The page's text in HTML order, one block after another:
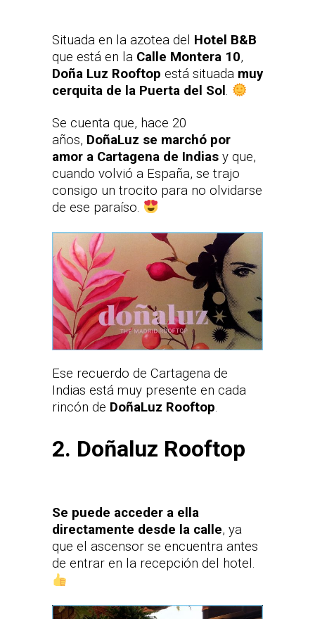
Situada en la azotea del Hotel B&B
que está en la Calle Montera 10,
Doña Luz Rooftop está situada muy
cerquita de la Puerta del Sol .
Se cuenta que, hace 20
años, DoñaLuz se marchó por
amor a Cartagena de Indias y que,
cuando volvió a España, se trajo
consigo un trocito para no olvidarse
de ese paraíso.
Ese recuerdo de Cartagena de
Indias está muy presente en cada
rincón de DoñaLuz Rooftop.
2. Doñaluz Rooftop
Se puede acceder a ella
directamente desde la calle, ya
que el ascensor se encuentra antes
de entrar en la recepción del hotel.